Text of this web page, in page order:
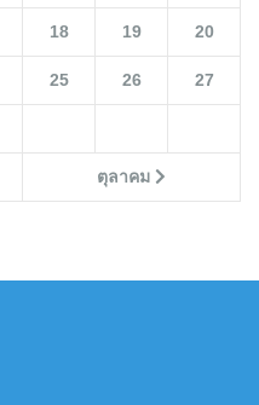
ตุลาคม
18 19 20
25 26 27